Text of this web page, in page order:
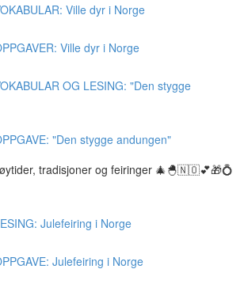
Ville dyr i Norge
Ville dyr i Norge
OG LESING: "Den stygge
"Den stygge andungen"
tradisjoner og feiringer 🎄🐣🇳🇴💕🎁💍
Julefeiring i Norge
Julefeiring i Norge